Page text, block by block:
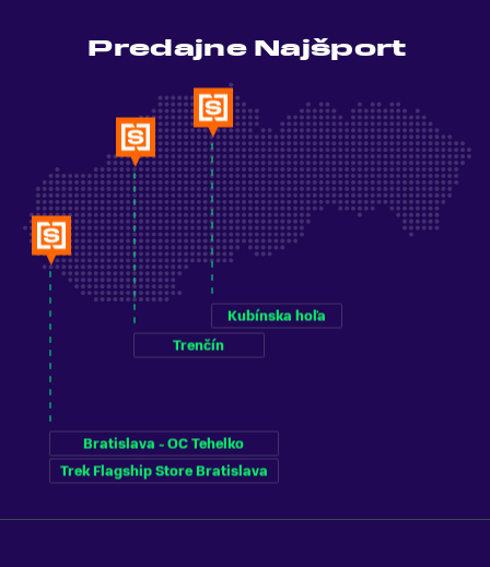
Predajne Najšport
Bratislava - OC Tehelko
Trek Flagship Store Bratislava
Trenčín
Kubínska hoľa